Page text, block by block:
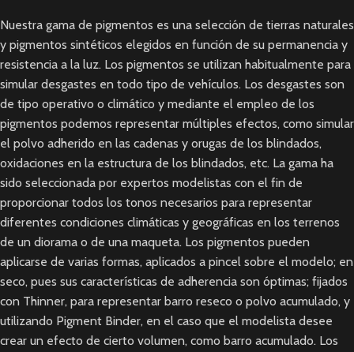
Nuestra gama de pigmentos es una selección de tierras naturales
y pigmentos sintéticos elegidos en función de su permanencia y
resistencia a la luz. Los pigmentos se utilizan habitualmente para
simular desgastes en todo tipo de vehículos. Los desgastes son
de tipo operativo o climático y mediante el empleo de los
pigmentos podemos representar múltiples efectos, como simular
el polvo adherido en las cadenas y orugas de los blindados,
oxidaciones en la estructura de los blindados, etc. La gama ha
sido seleccionada por expertos modelistas con el fin de
proporcionar todos los tonos necesarios para representar
diferentes condiciones climáticas y geográficas en los terrenos
de un diorama o de una maqueta. Los pigmentos pueden
aplicarse de varias formas, aplicados a pincel sobre el modelo; en
seco, pues sus características de adherencia son óptimas; fijados
con Thinner, para representar barro reseco o polvo acumulado, y
utilizando Pigment Binder, en el caso que el modelista desee
crear un efecto de cierto volumen, como barro acumulado. Los